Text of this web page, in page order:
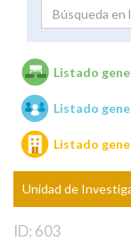
Unidades
Listado
Listado
Listado
Unidad de
ID: 603